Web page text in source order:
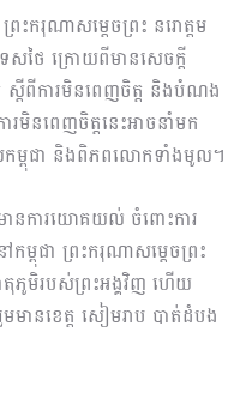
ករុណាសម្ដេចព្រះ នរោត្តម
ថៃ ក្រោយពីមានសេចក្ដី
ពីការមិនពេញចិត្ត និងបំណង
ារមិនពេញចិត្តនេះអាចនាំមក
សកម្ពុជា និងពិភពលោកទាំងមូល។
ានការយោគយល់ ចំពោះការ
ម្ពុជា ព្រះករុណាសម្ដេចព្រះ
ភូមិរបស់ព្រះអង្គវិញ ហើយ
ានខេត្ត សៀមរាប បាត់ដំបង